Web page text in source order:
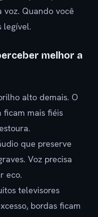
Quando você
legível.
melhor a
alto demais. O
ficam mais fiéis
que preserve
Voz precisa
eco.
televisores
bordas ficam